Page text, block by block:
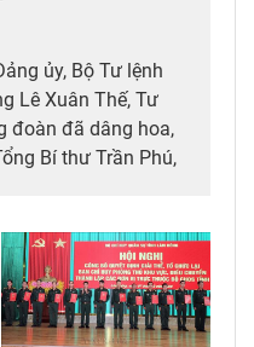
ủy, Bộ Tư lệnh
Lê Xuân Thế, Tư
đoàn đã dâng hoa,
Bí thư Trần Phú,
hài cốt liệt sĩ tại
Hòa Hưng,